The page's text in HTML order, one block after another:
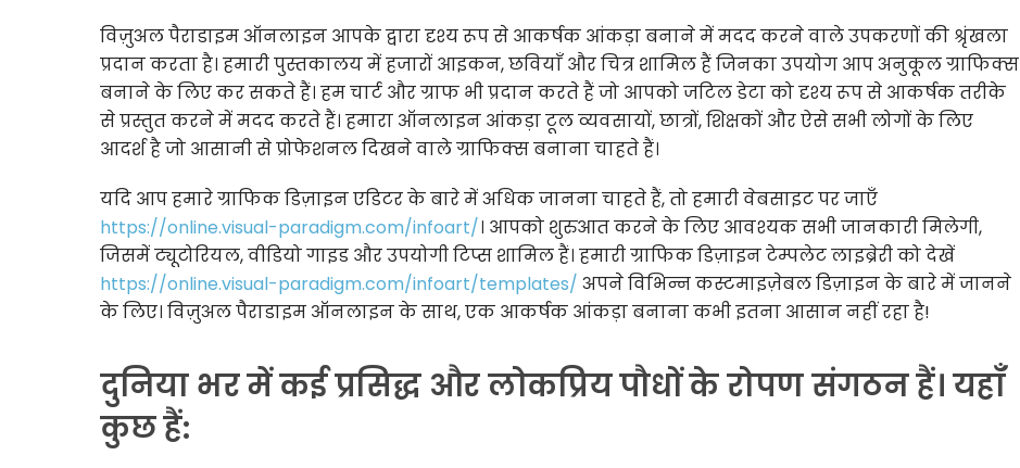
विज़ुअल पैराडाइम ऑनलाइन आपके द्वारा दृश्य रूप से आकर्षक आंकड़ा बनाने में मदद करने वाले उपकरणों की श्रृंखला
प्रदान करता है। हमारी पुस्तकालय में हजारों आइकन, छवियाँ और चित्र शामिल हैं जिनका उपयोग आप अनुकूल ग्राफिक्स
बनाने के लिए कर सकते हैं। हम चार्ट और ग्राफ भी प्रदान करते हैं जो आपको जटिल डेटा को दृश्य रूप से आकर्षक तरीके
से प्रस्तुत करने में मदद करते हैं। हमारा ऑनलाइन आंकड़ा टूल व्यवसायों, छात्रों, शिक्षकों और ऐसे सभी लोगों के लिए
आदर्श है जो आसानी से प्रोफेशनल दिखने वाले ग्राफिक्स बनाना चाहते हैं।
यदि आप हमारे ग्राफिक डिज़ाइन एडिटर के बारे में अधिक जानना चाहते हैं, तो हमारी वेबसाइट पर जाएँ
https://online.visual-paradigm.com/infoart/। आपको शुरुआत करने के लिए आवश्यक सभी जानकारी मिलेगी,
जिसमें ट्यूटोरियल, वीडियो गाइड और उपयोगी टिप्स शामिल हैं। हमारी ग्राफिक डिज़ाइन टेम्पलेट लाइब्रेरी को देखें
https://online.visual-paradigm.com/infoart/templates/ अपने विभिन्न कस्टमाइज़ेबल डिज़ाइन के बारे में जानने
के लिए। विज़ुअल पैराडाइम ऑनलाइन के साथ, एक आकर्षक आंकड़ा बनाना कभी इतना आसान नहीं रहा है!
दुनिया भर में कई प्रसिद्ध और लोकप्रिय पौधों के रोपण संगठन हैं। यहाँ
कुछ हैं: